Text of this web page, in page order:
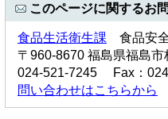
このページに関するお
食品生活衛生課 食品安
〒960-8670 福島県福島
024-521-7245 Fax：
問い合わせはこちらから